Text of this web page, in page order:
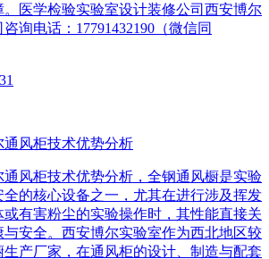
医学检验实验室设计装修公司西安博尔
询电话：17791432190（微信同
风柜技术优势分析
风柜技术优势分析，全钢通风橱是实验
的核心设备之一，尤其在进行涉及挥发
有害粉尘的实验操作时，其性能直接关
安全。西安博尔实验室作为西北地区较
产厂家，在通风柜的设计、制造与配套